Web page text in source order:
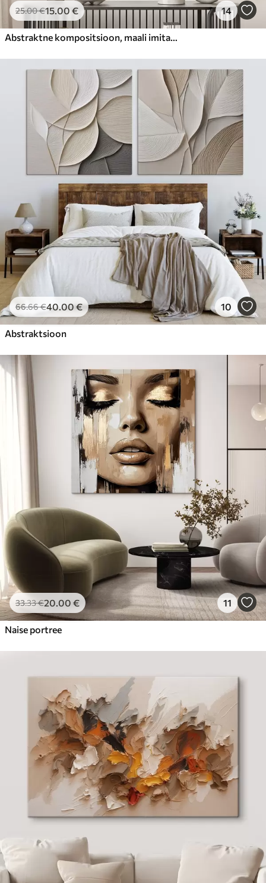
25.00€15.00 € 14
Abstraktne kompositsioon, maali imitatsioon
66.66€40.00€ 10
Abstraktsioon
33.33€20.00 € 11
Naise portree